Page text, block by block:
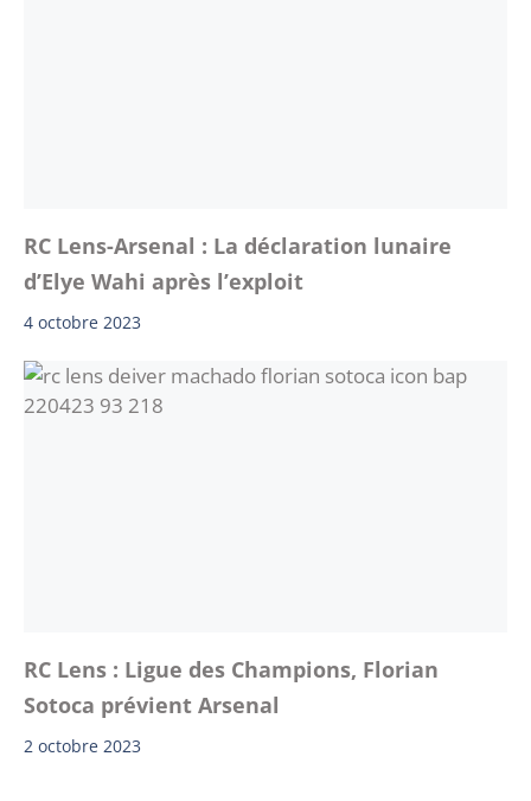
RC Lens-Arsenal : La déclaration lunaire
d’Elye Wahi après l’exploit
4 octobre 2023
RC Lens : Ligue des Champions, Florian
Sotoca prévient Arsenal
2 octobre 2023